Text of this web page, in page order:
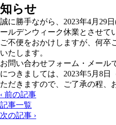
知らせ
誠に勝手ながら、2023年4月29
ールデンウィーク休業とさせて
ご不便をおかけしますが、何卒
いたします。
お問い合わせフォーム・メール
につきましては、2023年5月8
ただきますので、ご了承の程、
‹ 前の記事
記事一覧
次の記事 ›